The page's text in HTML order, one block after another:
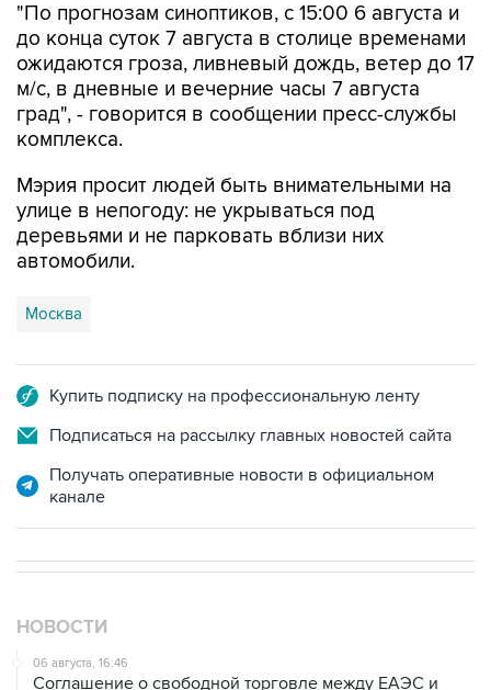
"По прогнозам синоптиков, с 15:00 6 августа и
до конца суток 7 августа в столице временами
ожидаются гроза, ливневый дождь, ветер до 17
м/с, в дневные и вечерние часы 7 августа
град", - говорится в сообщении пресс-службы
комплекса.
Мэрия просит людей быть внимательными на
улице в непогоду: не укрываться под
деревьями и не парковать вблизи них
автомобили.
Москва
Купить подписку на профессиональную ленту
Подписаться на рассылку главных новостей сайта
Получать оперативные новости в официальном
канале
НОВОСТИ
06 августа, 16:46
Соглашение о свободной торговле между ЕАЭС и